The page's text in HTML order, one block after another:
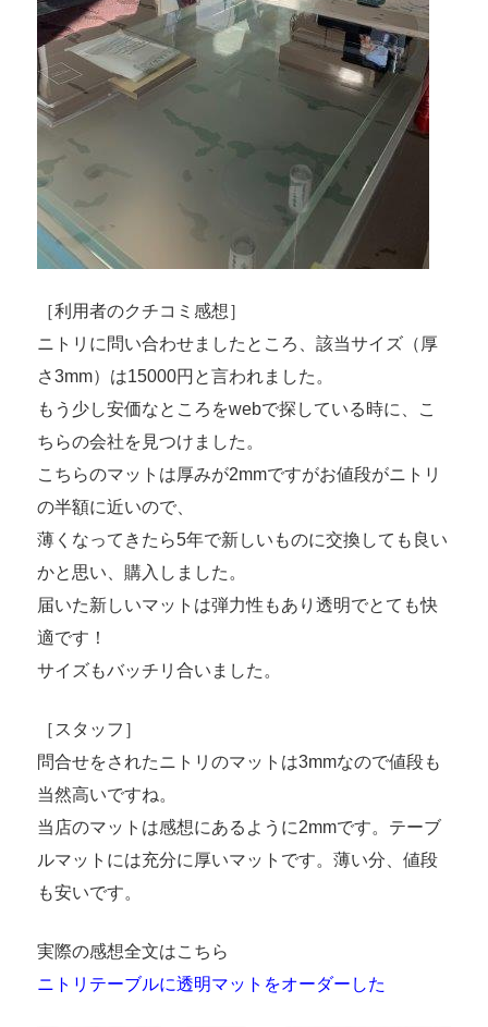
［利用者のクチコミ感想］
ニトリに問い合わせましたところ、該当サイズ（厚
さ3mm）は15000円と言われました。
もう少し安価なところをwebで探している時に、こ
ちらの会社を見つけました。
こちらのマットは厚みが2mmですがお値段がニトリ
の半額に近いので、
薄くなってきたら5年で新しいものに交換しても良い
かと思い、購入しました。
届いた新しいマットは弾力性もあり透明でとても快
適です！
サイズもバッチリ合いました。
［スタッフ］
問合せをされたニトリのマットは3mmなので値段も
当然高いですね。
当店のマットは感想にあるように2mmです。テーブ
ルマットには充分に厚いマットです。薄い分、値段
も安いです。
実際の感想全文はこちら
ニトリテーブルに透明マットをオーダーした